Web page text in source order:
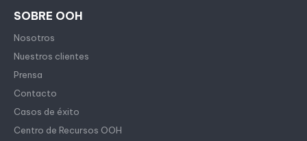
SOBRE OOH
Nosotros
Nuestros clientes
Prensa
Contacto
Casos de éxito
Centro de Recursos OOH